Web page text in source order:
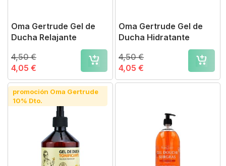
Oma Gertrude Gel de
Ducha Relajante
4,05 €
4,50 €
Oma Gertrude Gel de
Ducha Hidratante
4,05 €
4,50 €
promoción Oma Gertrude
10% Dto.